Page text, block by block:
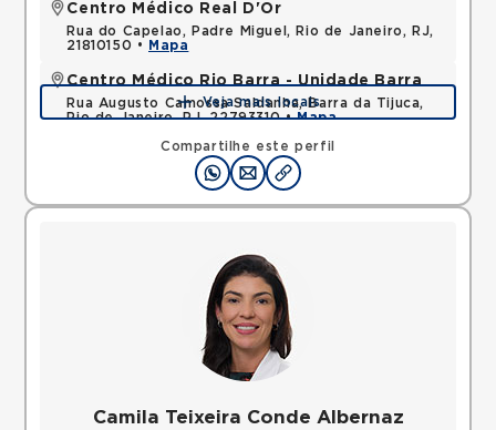
Compartilhe este perfil
Centro Médico Real D'Or
Rua do Capelao, Padre Miguel, Rio de Janeiro, RJ,
21810150 •
Mapa
Centro Médico Rio Barra - Unidade Barra
Rua Augusto Camossa Saldanha, Barra da Tijuca,
Rio de Janeiro, RJ, 22793310 •Mapa
Veja mais locais
Camila Teixeira Conde Albernaz